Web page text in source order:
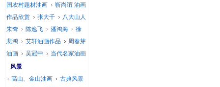
国农村题材油画
靳尚谊 油画
作品欣赏
张大千
八大山人
朱耷
陈逸飞 潘鸿海
徐
悲鸿
艾轩油画作品
周春芽
油画
吴冠中
当代名家油画
风景
高山、金山油画
古典风景